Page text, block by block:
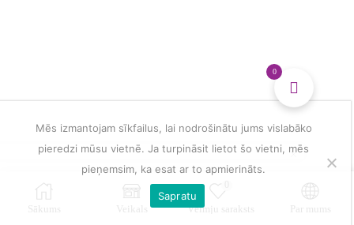
Sākums Veikals Vēlmju saraksts Par mums
0
Mēs izmantojam sīkfailus, lai nodrošinātu jums vislabāko
pieredzi mūsu vietnē. Ja turpināsit lietot šo vietni, mēs
pieņemsim, ka esat ar to apmierināts.
Sapratu